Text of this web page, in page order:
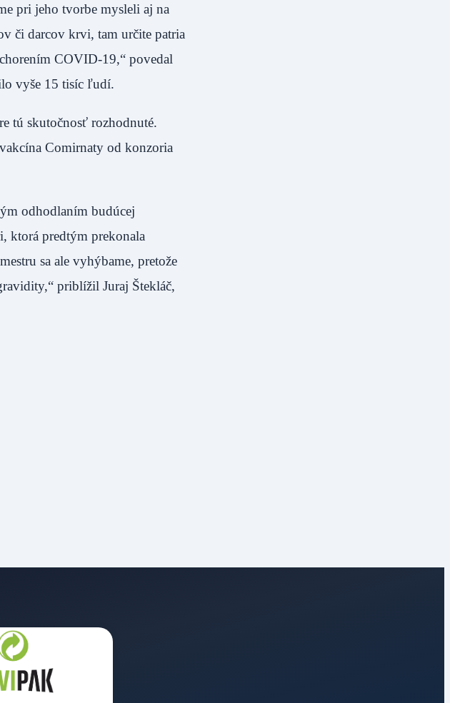
pri jeho tvorbe mysleli aj na
či darcov krvi, tam určite patria
COVID-19,“ povedal
vyše 15 tisíc ľudí.
tú skutočnosť rozhodnuté.
Comirnaty od konzoria
odhodlaním budúcej
ktorá predtým prekonala
sa ale vyhýbame, pretože
priblížil Juraj Štekláč,